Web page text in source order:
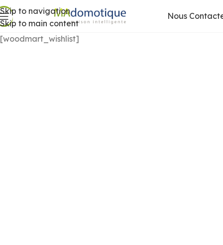
Skip to navigation
Skip to main content
Nous
[woodmart_wishlist]